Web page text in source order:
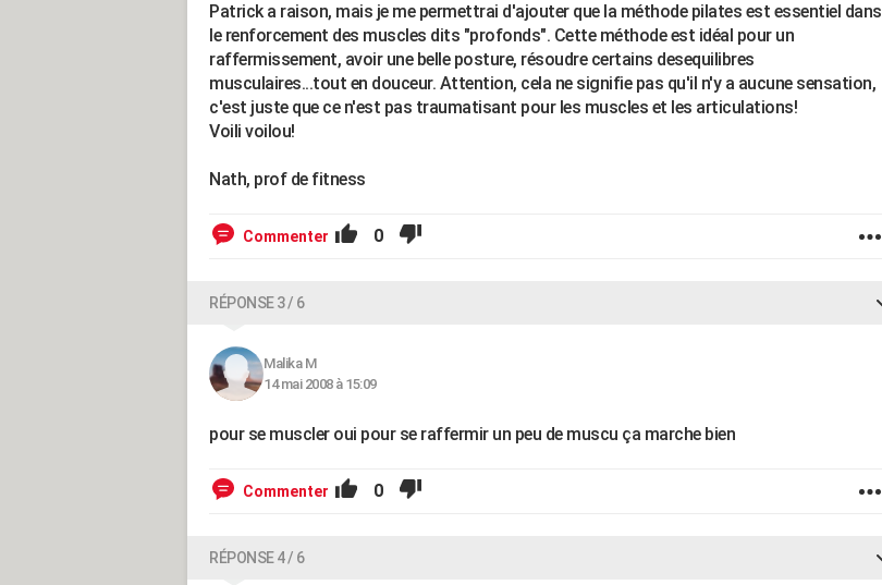
Patrick a raison, mais je me permettrai d'ajouter que la méthode pilates est essentiel dans
le renforcement des muscles dits "profonds". Cette méthode est idéal pour un
raffermissement, avoir une belle posture, résoudre certains desequilibres
musculaires...tout en douceur. Attention, cela ne signifie pas qu'il n'y a aucune sensation,
c'est juste que ce n'est pas traumatisant pour les muscles et les articulations!
Voili voilou!
Nath, prof de fitness
Commenter 0
RÉPONSE 3 / 6
Malika M
14 mai 2008 à 15:09
pour se muscler oui pour se raffermir un peu de muscu ça marche bien
Commenter 0
RÉPONSE 4 / 6